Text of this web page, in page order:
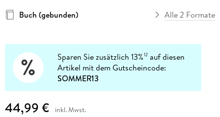
Buch (gebunden)
Alle 2 Formate
Sparen Sie zusätzlich 13%12 auf diesen
Artikel mit dem Gutscheincode:
SOMMER13
44,99 € inkl. Mwst.